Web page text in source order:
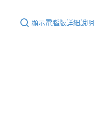
顯示電腦版詳細說明